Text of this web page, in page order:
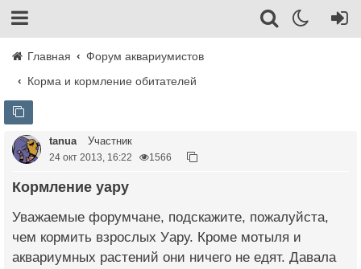
Главная
Форум аквариумистов
Корма и кормление обитателей
tanua Участник
24 окт 2013, 16:22 1566
Кормление уару
Уважаемые форумчане, подскажите, пожалуйста,
чем кормить взрослых Уару. Кроме мотыля и
аквариумных растений они ничего не едят. Давала